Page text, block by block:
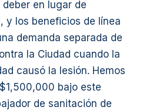
en lugar de
y los beneficios de línea
demanda separada de
la Ciudad cuando la
causó la lesión. Hemos
bajo este
de sanitación de